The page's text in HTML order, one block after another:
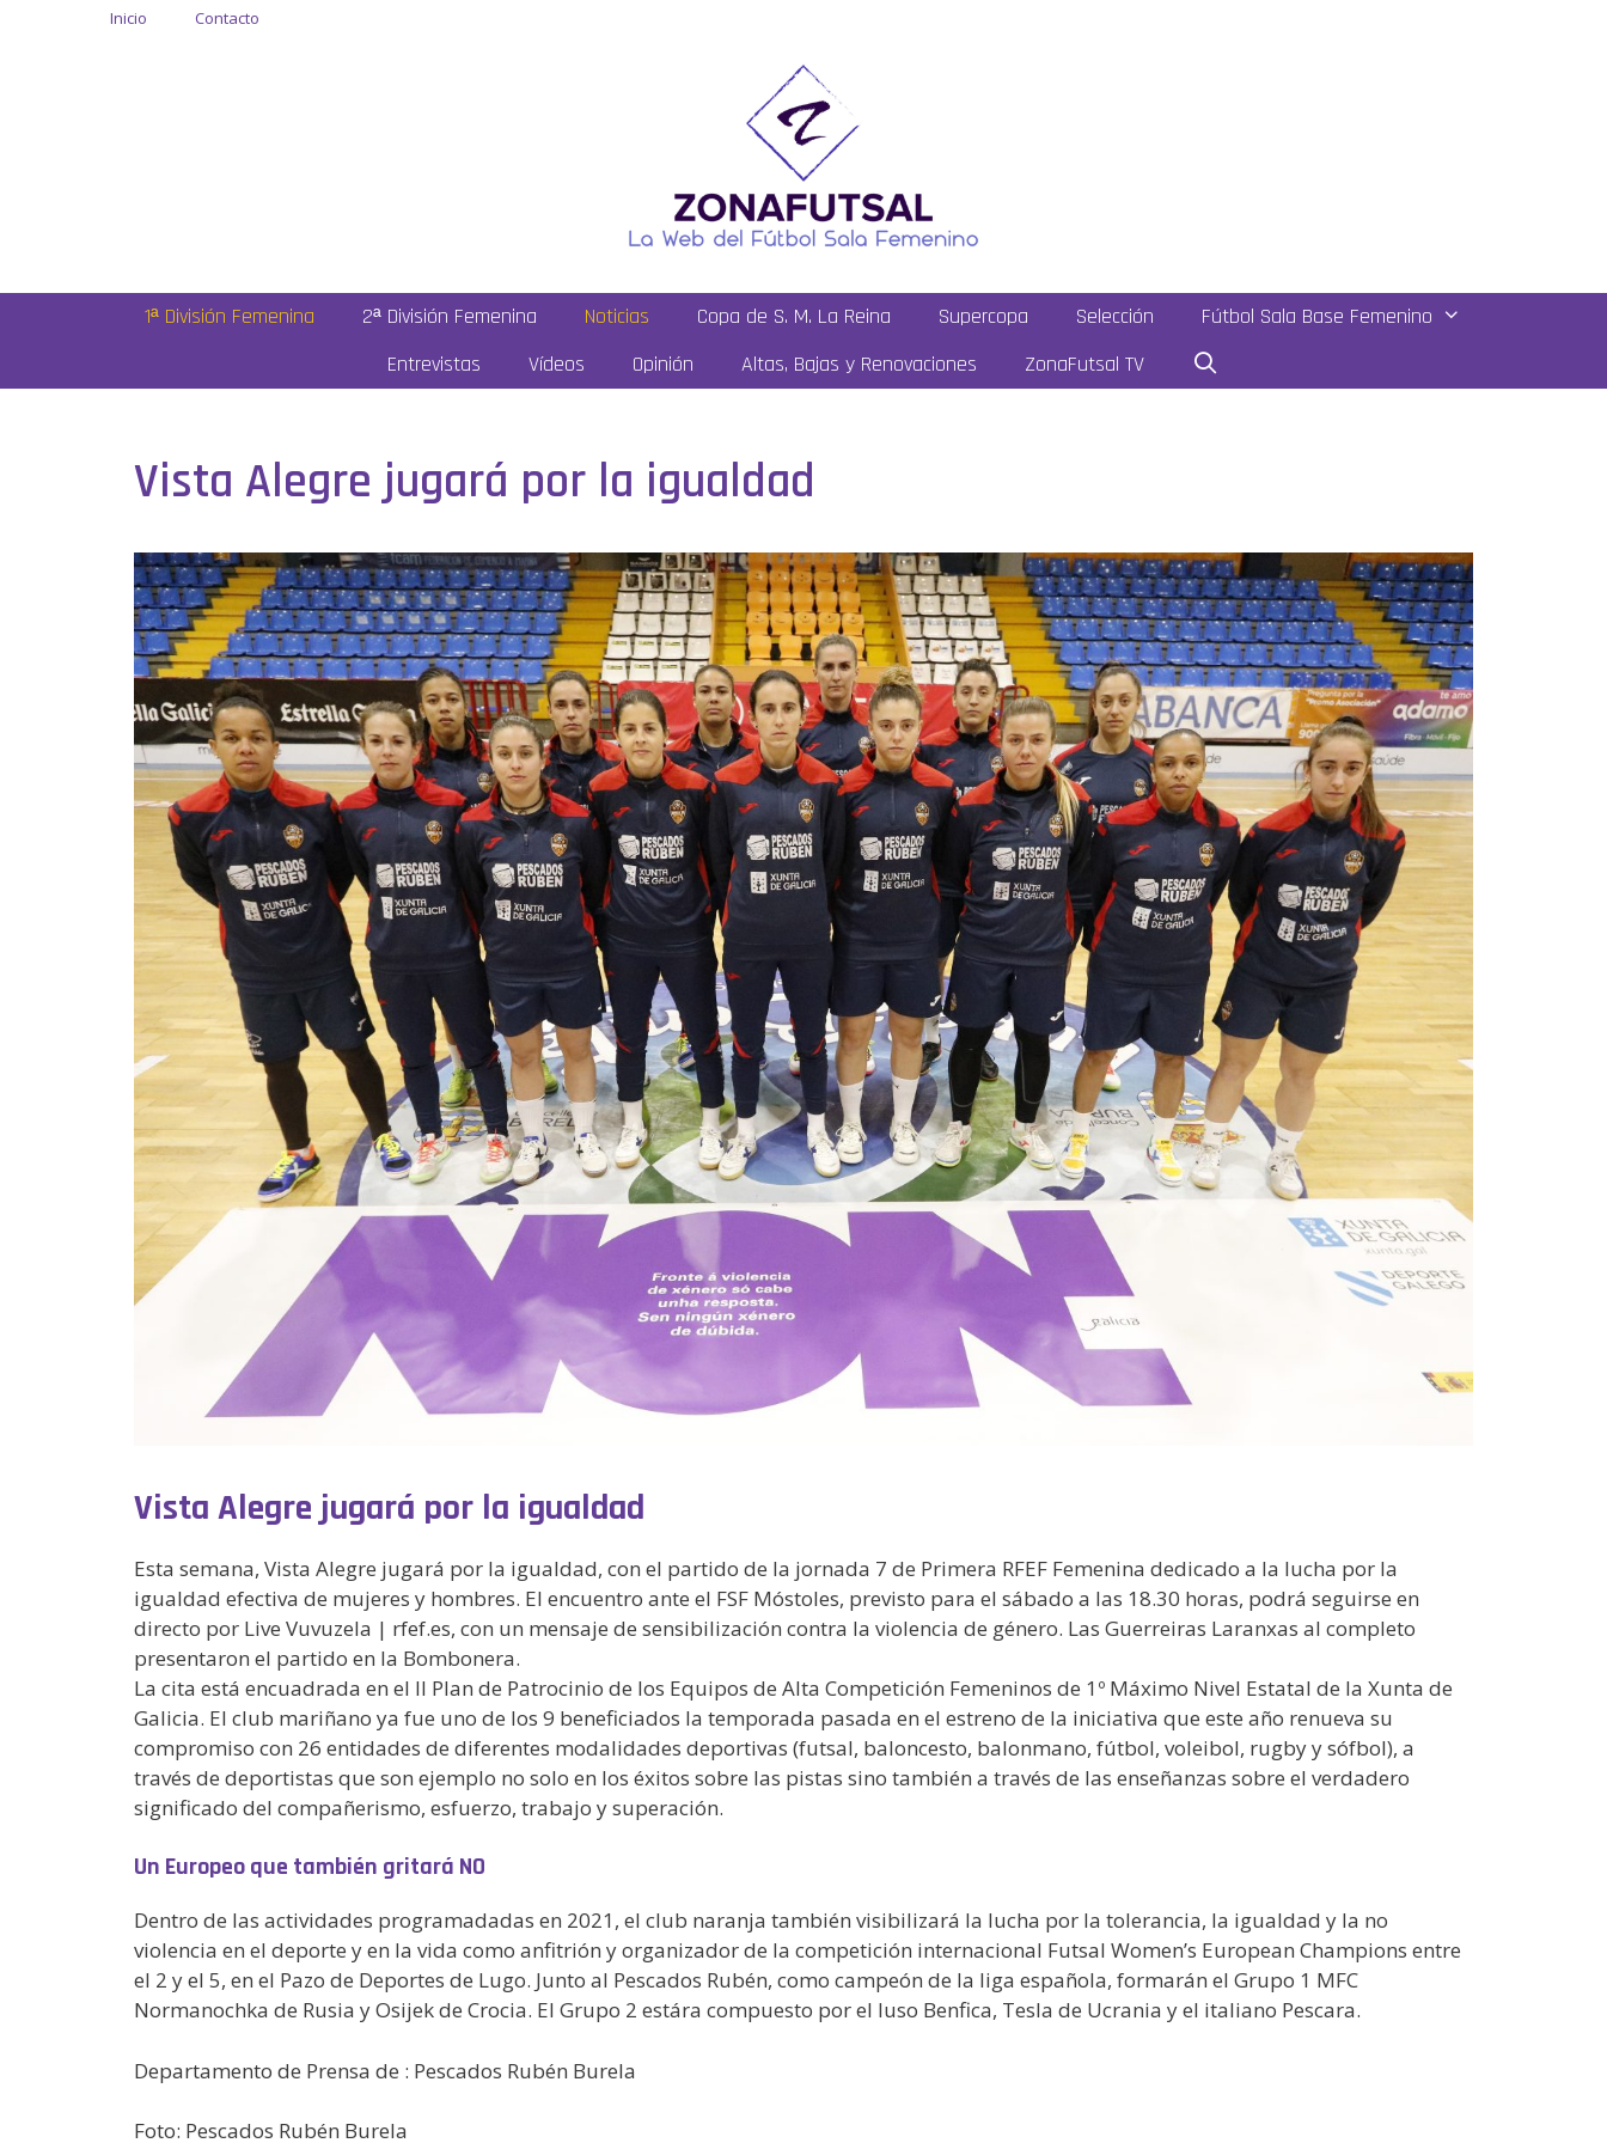
Inicio Contacto
1ª División Femenina 2ª División Femenina Noticias Copa de S. M. La Reina Supercopa Selección
Fútbol Sala Base Femenino
Entrevistas
Vídeos Opinión Altas, Bajas y Renovaciones ZonaFutsal TV
Vista Alegre jugará por la igualdad
Vista Alegre jugará por la igualdad
Esta semana, Vista Alegre jugará por la igualdad, con el partido de la jornada 7 de Primera RFEF Femenina dedicado a la lucha por la
igualdad efectiva de mujeres y hombres. El encuentro ante el FSF Móstoles, previsto para el sábado a las 18.30 horas, podrá seguirse en
directo por Live Vuvuzela | rfef.es, con un mensaje de sensibilización contra la violencia de género. Las Guerreiras Laranxas al completo
presentaron el partido en la Bombonera.
La cita está encuadrada en el II Plan de Patrocinio de los Equipos de Alta Competición Femeninos de 1º Máximo Nivel Estatal de la Xunta de
Galicia. El club mariñano ya fue uno de los 9 beneficiados la temporada pasada en el estreno de la iniciativa que este año renueva su
compromiso con 26 entidades de diferentes modalidades deportivas (futsal, baloncesto, balonmano, fútbol, voleibol, rugby y sófbol), a
través de deportistas que son ejemplo no solo en los éxitos sobre las pistas sino también a través de las enseñanzas sobre el verdadero
significado del compañerismo, esfuerzo, trabajo y superación.
Un Europeo que también gritará NO
Dentro de las actividades programadadas en 2021, el club naranja también visibilizará la lucha por la tolerancia, la igualdad y la no
violencia en el deporte y en la vida como anfitrión y organizador de la competición internacional Futsal Women’s European Champions entre
el 2 y el 5, en el Pazo de Deportes de Lugo. Junto al Pescados Rubén, como campeón de la liga española, formarán el Grupo 1 MFC
Normanochka de Rusia y Osijek de Crocia. El Grupo 2 estára compuesto por el luso Benfica, Tesla de Ucrania y el italiano Pescara.
Departamento de Prensa de : Pescados Rubén Burela
Foto: Pescados Rubén Burela